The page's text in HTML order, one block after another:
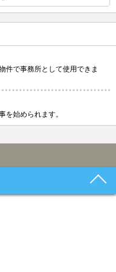
件で事務所として使用できま
を始められます。